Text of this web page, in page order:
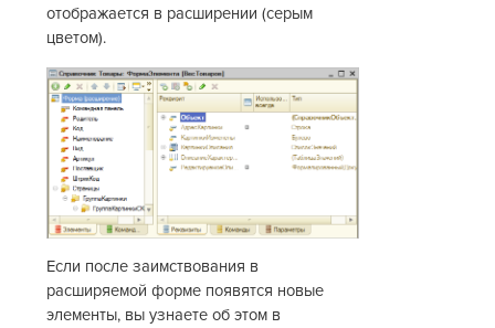
отображается в расширении (серым
цветом).
Если после заимствования в
расширяемой форме появятся новые
элементы, вы узнаете об этом в